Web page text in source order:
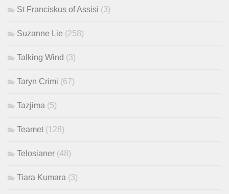
St Franciskus of Assisi (3)
Suzanne Lie (258)
Talking Wind (3)
Taryn Crimi (67)
Tazjima (5)
Teamet (128)
Telosianer (48)
Tiara Kumara (3)